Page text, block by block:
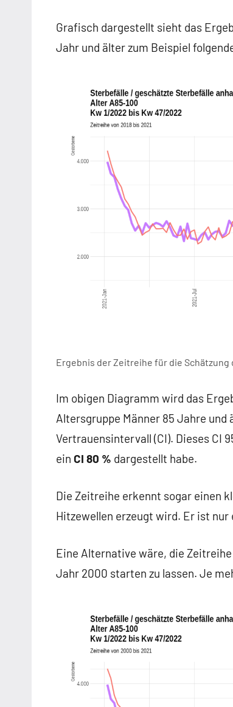
Grafisch dargestellt sieht das
Jahr und älter zum Beispiel
Ergebnis der Zeitreihe für die
Im obigen Diagramm wird das
Altersgruppe Männer 85 Jahre
Vertrauensintervall (CI). Dieses CI
ein CI 80 % dargestellt habe.
Die Zeitreihe erkennt sogar einen
Hitzewellen erzeugt wird. Er ist
Eine Alternative wäre, die
Jahr 2000 starten zu lassen. Je